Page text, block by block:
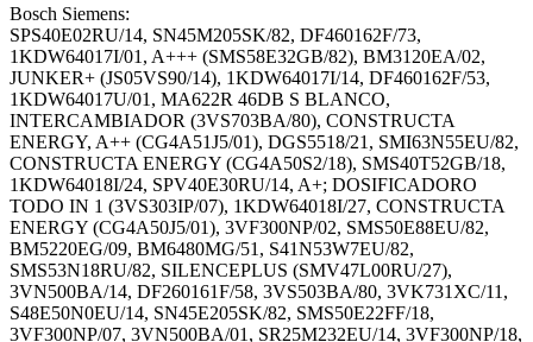
Bosch Siemens:
SPS40E02RU/14, SN45M205SK/82, DF460162F/73,
1KDW64017I/01, A+++ (SMS58E32GB/82), BM3120EA/02,
JUNKER+ (JS05VS90/14), 1KDW64017I/14, DF460162F/53,
1KDW64017U/01, MA622R 46DB S BLANCO,
INTERCAMBIADOR (3VS703BA/80), CONSTRUCTA
ENERGY, A++ (CG4A51J5/01), DGS5518/21, SMI63N55EU/82,
CONSTRUCTA ENERGY (CG4A50S2/18), SMS40T52GB/18,
1KDW64018I/24, SPV40E30RU/14, A+; DOSIFICADORO
TODO IN 1 (3VS303IP/07), 1KDW64018I/27, CONSTRUCTA
ENERGY (CG4A50J5/01), 3VF300NP/02, SMS50E88EU/82,
BM5220EG/09, BM6480MG/51, S41N53W7EU/82,
SMS53N18RU/82, SILENCEPLUS (SMV47L00RU/27),
3VN500BA/14, DF260161F/58, 3VS503BA/80, 3VK731XC/11,
S48E50N0EU/14, SN45E205SK/82, SMS50E22FF/18,
3VF300NP/07, 3VN500BA/01, SR25M232EU/14, 3VF300NP/18,